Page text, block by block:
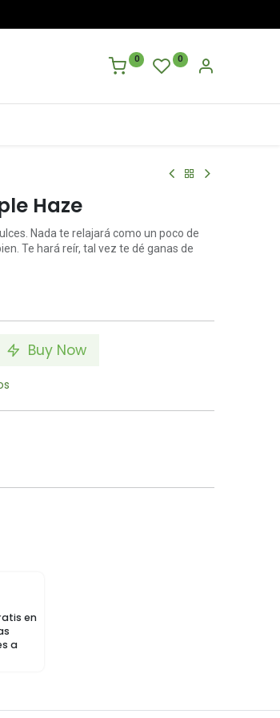
0 0
Haze
Nada te relajará como un poco de
Te hará reír, tal vez te dé ganas de
Buy Now
en
a